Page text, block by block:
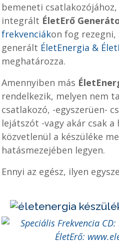
bemeneti csatlakozójához,
integrált ÉletErő
frekvenciákon fog
generált ÉletEnergia &
meghatározza.
Amennyiben más
rendelkezik, melyen nem
csatlakozó, -egyszerüen-
lejátszót -vagy akár csak a
közvetlenül a készüléke
hatásmezejében legyen.
Ennyi az egész, ilyen